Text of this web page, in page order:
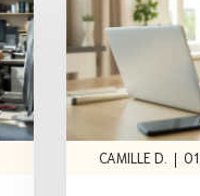
CAMILLE D. |